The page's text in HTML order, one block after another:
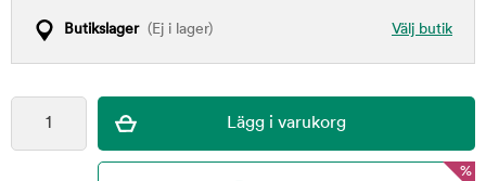
Välj butik
Butikslager(Ej i lager)
%